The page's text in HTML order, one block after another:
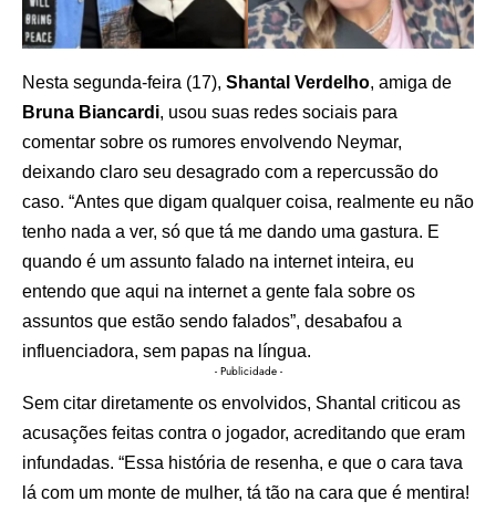
Nesta segunda-feira (17), Shantal Verdelho, amiga de
Bruna Biancardi, usou suas redes sociais para
comentar sobre os rumores envolvendo Neymar,
deixando claro seu desagrado com a repercussão do
caso. “Antes que digam qualquer coisa, realmente eu não
tenho nada a ver, só que tá me dando uma gastura. E
quando é um assunto falado na internet inteira, eu
entendo que aqui na internet a gente fala sobre os
assuntos que estão sendo falados”, desabafou a
influenciadora, sem papas na língua.
- Publicidade -
Sem citar diretamente os envolvidos, Shantal criticou as
acusações feitas contra o jogador, acreditando que eram
infundadas. “Essa história de resenha, e que o cara tava
lá com um monte de mulher, tá tão na cara que é mentira!